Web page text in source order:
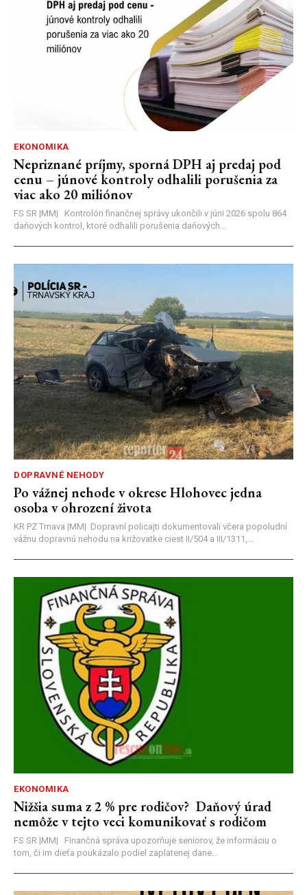
EKONOMIKA
Nepriznané príjmy, sporná DPH aj predaj pod
cenu – júnové kontroly odhalili porušenia za
viac ako 20 miliónov
FS SR |MM| Kontrolóri finančnej správy ukončili v júni 2026 spolu 864
daňových kontrol, ktoré odhalili porušenia daňových...
DOPRAVNÉ NEHODY
Po vážnej nehode v okrese Hlohovec jedna
osoba v ohrození života
KR PZ Trnava |MM| Dopravní policajti dokumentovali včera popoludní
vážnu dopravnú nehodu na križovatke ciest II/504 a III/1311,...
EKONOMIKA
Nižšia suma z 2 % pre rodičov? Daňový úrad
nemôže v tejto veci komunikovať s rodičom
FS SR |MM| Finančná správa upozorňuje seniorov, že informáciu o
tom, či im dieťa poukázalo podiel zaplatenej dane...